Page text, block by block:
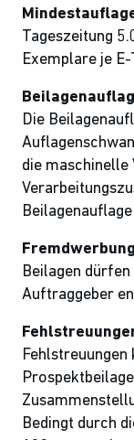
Tageszeitung
Exemplare je E-
Die
die maschinelle
Fremdwerbung
Beilagen
Auftraggeber
Fehlstreuungen
Bedingt durch